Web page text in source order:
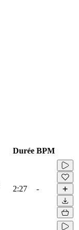
Durée BPM
2:27 -